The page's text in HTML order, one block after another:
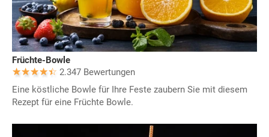
Früchte-Bowle
2.347 Bewertungen
Eine köstliche Bowle für Ihre Feste zaubern Sie mit diesem
Rezept für eine Früchte Bowle.